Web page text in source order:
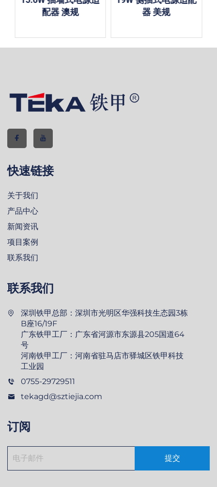
快速链接
关于我们
产品中心
新闻资讯
项目案例
联系我们
联系我们
深圳铁甲总部：深圳市光明区华强科技生态园3栋
B座16/19F
广东铁甲工厂：广东省河源市东源县205国道64
号
河南铁甲工厂：河南省驻马店市驿城区铁甲科技
工业园
0755-29729511
tekagd@sztiejia.com
订阅
提交